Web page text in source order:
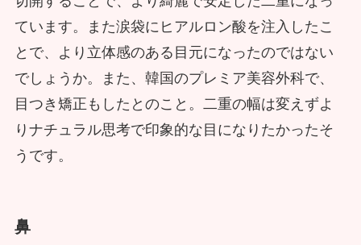
ています。また涙袋にヒアルロン酸を注入したこ
とで、より立体感のある目元になったのではない
でしょうか。また、韓国のプレミア美容外科で、
目つき矯正もしたとのこと。二重の幅は変えずよ
りナチュラル思考で印象的な目になりたかったそ
うです。
鼻